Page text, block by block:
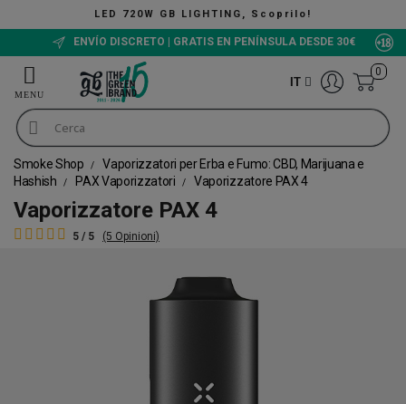
GB LIGHTING, Scoprilo!
ENVÍO DISCRETO | GRATIS EN PENÍNSULA DESDE 30€
IT
0
Smoke Shop
Vaporizzatori per Erba e Fumo: CBD, Marijuana e
Hashish
PAX Vaporizzatori Vaporizzatore PAX 4
Vaporizzatore PAX 4
5 / 5 (5 Opinioni)